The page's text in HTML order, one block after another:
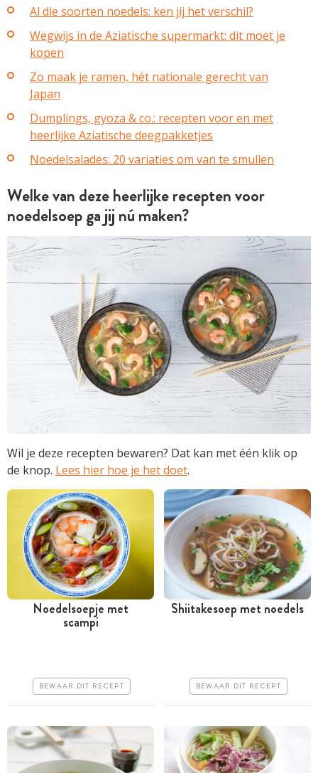
Al die soorten noedels: ken jij het verschil?
Wegwijs in de Aziatische supermarkt: dit moet je
kopen
Zo maak je ramen, hét nationale gerecht van
Japan
Dumplings, gyoza & co.: recepten voor en met
heerlijke Aziatische deegpakketjes
Noedelsalades: 20 variaties om van te smullen
Welke van deze heerlijke recepten voor
noedelsoep ga jij nú maken?
Wil je deze recepten bewaren? Dat kan met één klik op
de knop. Lees hier hoe je het doet.
Minder dan 30 minuten
Makkelijk
Noedelsoepje met
scampi
BEWAAR DIT RECEPT Erg makkelijk
Shiitakesoep met noedels
BEWAAR DIT RECEPT